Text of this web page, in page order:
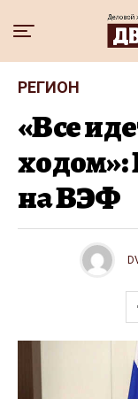
РЕГИОН
«Все
ходом»:
на ВЭФ